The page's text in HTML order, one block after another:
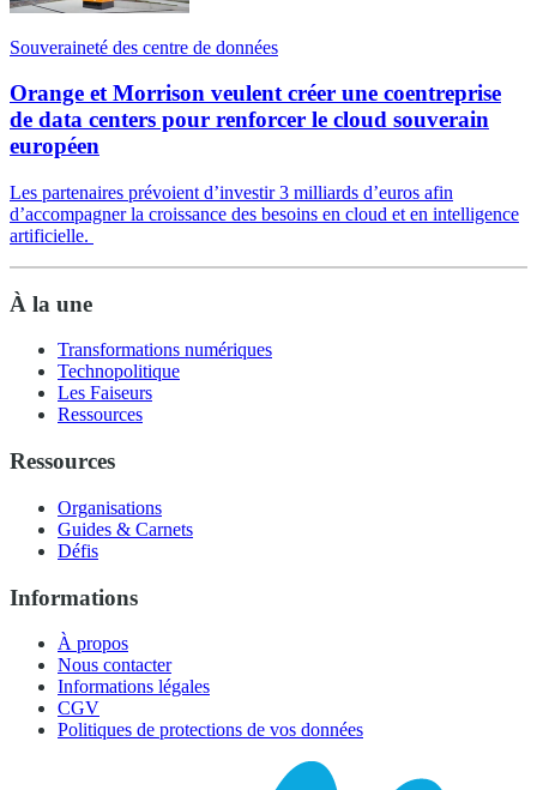
Souveraineté des centre de données
Orange et Morrison veulent créer une coentreprise
de data centers pour renforcer le cloud souverain
européen
Les partenaires prévoient d’investir 3 milliards d’euros afin
d’accompagner la croissance des besoins en cloud et en intelligence
artificielle.
À la une
Transformations numériques
Technopolitique
Les Faiseurs
Ressources
Ressources
Organisations
Guides & Carnets
Défis
Informations
À propos
Nous contacter
Informations légales
CGV
Politiques de protections de vos données